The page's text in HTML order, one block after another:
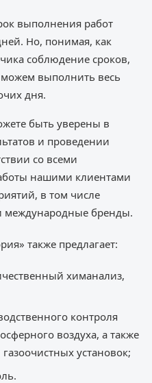
выполнения работ
Но, понимая, как
соблюдение сроков,
выполнить весь
дня.
быть уверены в
и проведении
со всеми
нашими клиентами
в том числе
международные бренды.
также предлагает:
химанализ,
контроля
воздуха, а также
установок;